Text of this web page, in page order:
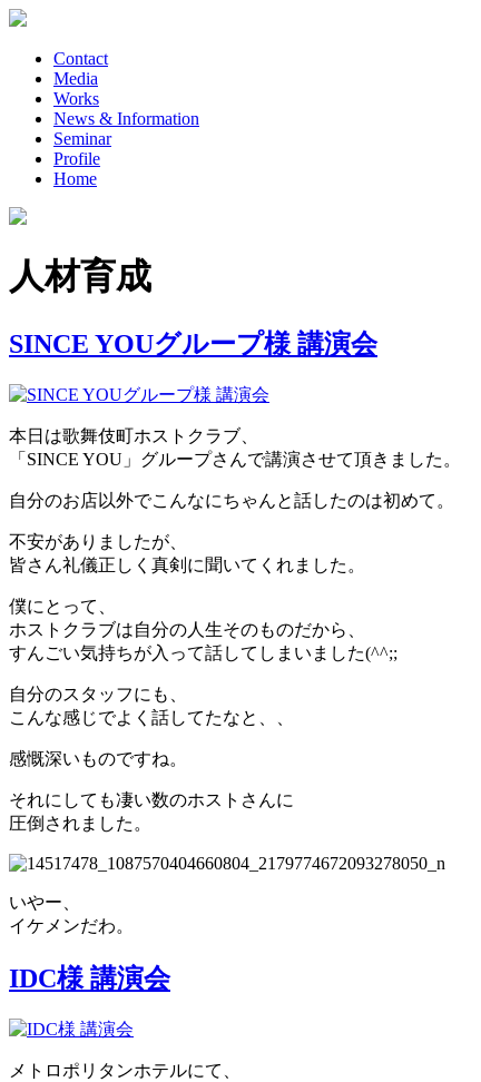
Contact
Media
Works
News & Information
Seminar
Profile
Home
人材育成
SINCE YOUグループ様 講演会
本日は歌舞伎町ホストクラブ、
「SINCE YOU」グループさんで講演させて頂きました。
自分のお店以外でこんなにちゃんと話したのは初めて。
不安がありましたが、
皆さん礼儀正しく真剣に聞いてくれました。
僕にとって、
ホストクラブは自分の人生そのものだから、
すんごい気持ちが入って話してしまいました(^^;;
自分のスタッフにも、
こんな感じでよく話してたなと、、
感慨深いものですね。
それにしても凄い数のホストさんに
圧倒されました。
いやー、
イケメンだわ。
IDC様 講演会
メトロポリタンホテルにて、